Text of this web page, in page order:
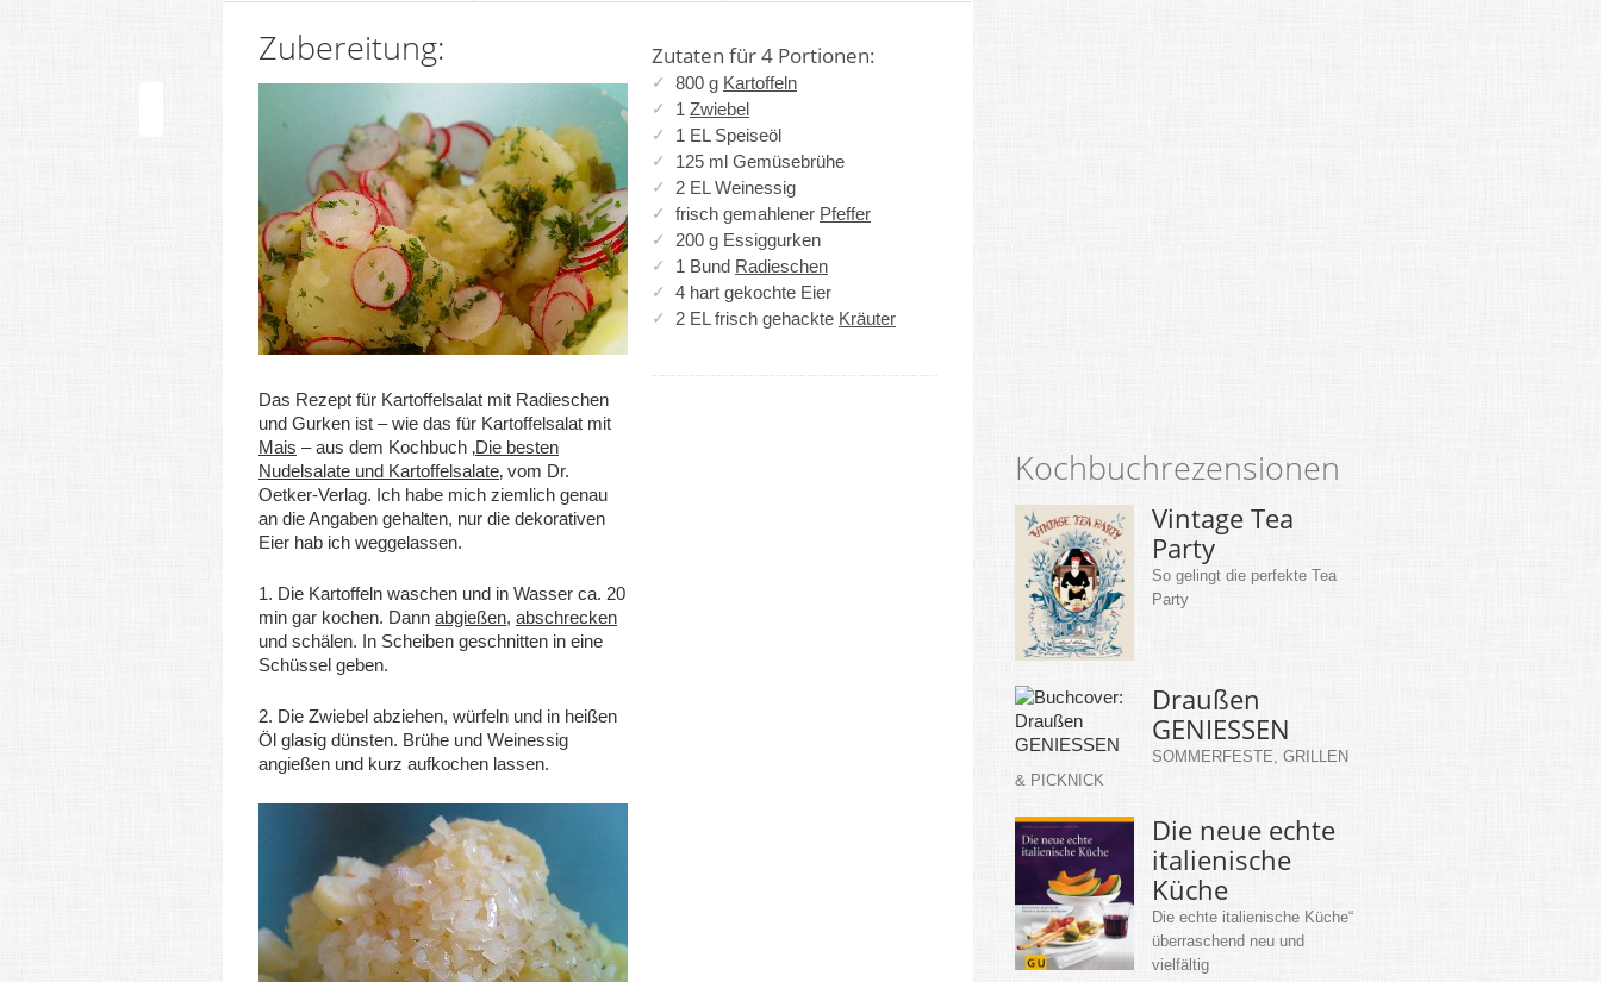
Zutaten für 4 Portionen:
800 g Kartoffeln
1 Zwiebel
1 EL Speiseöl
125 ml Gemüsebrühe
2 EL Weinessig
frisch gemahlener Pfeffer
200 g Essiggurken
1 Bund Radieschen
4 hart gekochte Eier
2 EL frisch gehackte Kräuter
Zubereitung:
Das Rezept für Kartoffelsalat mit Radieschen
und Gurken ist – wie das für Kartoffelsalat mit
Mais – aus dem Kochbuch ‚Die besten
Nudelsalate und Kartoffelsalate‚ vom Dr.
Oetker-Verlag. Ich habe mich ziemlich genau
an die Angaben gehalten, nur die dekorativen
Eier hab ich weggelassen.
1. Die Kartoffeln waschen und in Wasser ca. 20
min gar kochen. Dann abgießen, abschrecken
und schälen. In Scheiben geschnitten in eine
Schüssel geben.
2. Die Zwiebel abziehen, würfeln und in heißen
Öl glasig dünsten. Brühe und Weinessig
angießen und kurz aufkochen lassen.
Kochbuchrezensionen
Vintage Tea
Party
So gelingt die perfekte Tea
Party
Draußen
GENIESSEN
SOMMERFESTE, GRILLEN
& PICKNICK
Die neue echte
italienische
Küche
Die echte italienische Küche“
überraschend neu und
vielfältig